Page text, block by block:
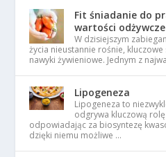
Fit śniadanie do
wartości odżywcze
W dzisiejszym
życia nieustannie rośnie,
nawyki żywieniowe. Jednym z
Lipogeneza
Lipogeneza to
odgrywa kluczową
odpowiadając za biosyntezę
dzięki niemu możliwe …